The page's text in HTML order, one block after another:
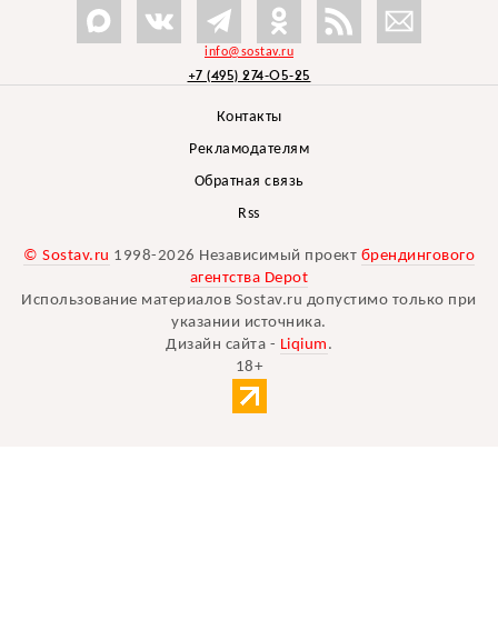
info@sostav.ru
+7 (495) 274-05-25
Контакты
Рекламодателям
Обратная связь
Rss
© Sostav.ru 1998-2026 Независимый проект брендингового
агентства Depot
Использование материалов Sostav.ru допустимо только при
указании источника.
Дизайн сайта - Liqium .
18+